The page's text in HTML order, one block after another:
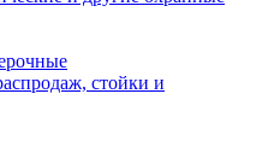
стойки и